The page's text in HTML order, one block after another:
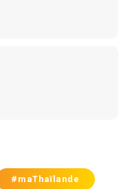
#maThaïlande